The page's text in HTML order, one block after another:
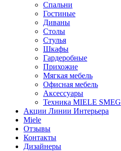
Спальни
Гостиные
Диваны
Столы
Стулья
Шкафы
Гардеробные
Прихожие
Мягкая мебель
Офисная мебель
Аксессуары
Техника MIELE SMEG
Акции Линии Интерьера
Miele
Отзывы
Контакты
Дизайнеры